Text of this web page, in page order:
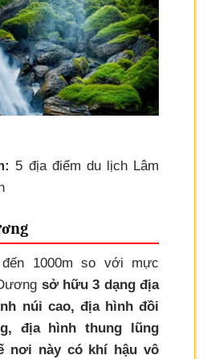
5 địa điểm du lịch Lâm
1000m so với mực
sở hữu 3 dạng địa
núi cao, địa hình đồi
địa hình thung lũng
nơi này có khí hậu vô